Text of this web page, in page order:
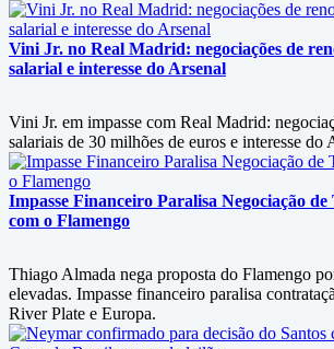
Vini Jr. no Real Madrid: negociações de
salarial e interesse do Arsenal
Vini Jr. em impasse com Real Madrid:
salariais de 30 milhões de euros e interesse do
Impasse Financeiro Paralisa Negociação
com o Flamengo
Thiago Almada nega proposta do Flamengo
elevadas. Impasse financeiro paralisa
River Plate e Europa.